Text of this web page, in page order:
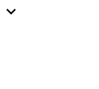
expand_more